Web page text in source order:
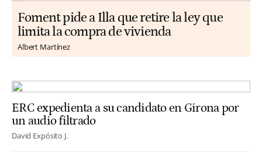
Foment pide a Illa que retire la ley que
limita la compra de vivienda
Albert Martínez
ERC expedienta a su candidato en Girona por
un audio filtrado
David Expósito J.